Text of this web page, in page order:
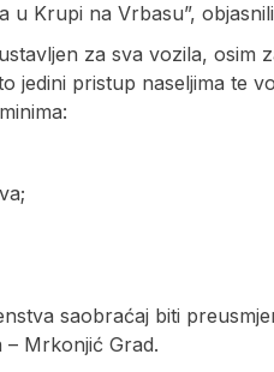
u Krupi na Vrbasu”,
za sva vozila, osim
jedini pristup naseljima te
saobraćaj biti
– Mrkonjić Grad.